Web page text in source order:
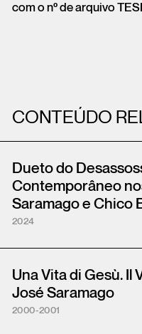
com o nº de arquivo
CONTEÚDO
Dueto do
Contemporâneo
Saramago e Chico
2024
Una Vita di Gesù. Il
José Saramago
2000-2001